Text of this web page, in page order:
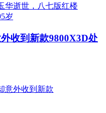
收到新款9800X3D处